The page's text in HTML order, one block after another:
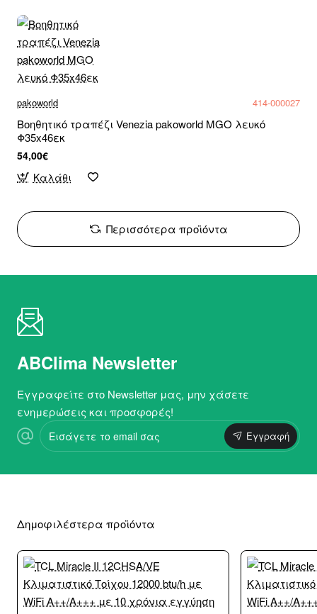
pakoworld 414-000027
Βοηθητικό τραπέζι Venezia pakoworld MGO λευκό
Φ35x46εκ
54,00€
Καλάθι
Περισσότερα προϊόντα
ABClima Newsletter
Εγγραφείτε στο Newsletter μας, μην χάσετε
ενημερώσεις και προσφορές!
Εισάγετε
το
email
Εγγραφή
Δημοφιλέστερα προϊόντα